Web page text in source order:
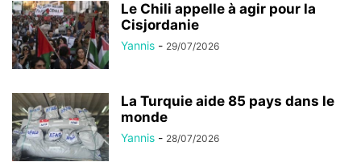
Le Chili appelle à agir pour la
Cisjordanie
Yannis - 29/07/2026
La Turquie aide 85 pays dans le
monde
Yannis - 28/07/2026